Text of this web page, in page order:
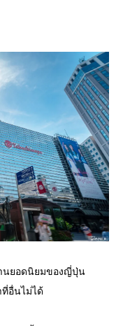
นยอดนิยมของญี่ปุ่น
อื่นไม่ได้